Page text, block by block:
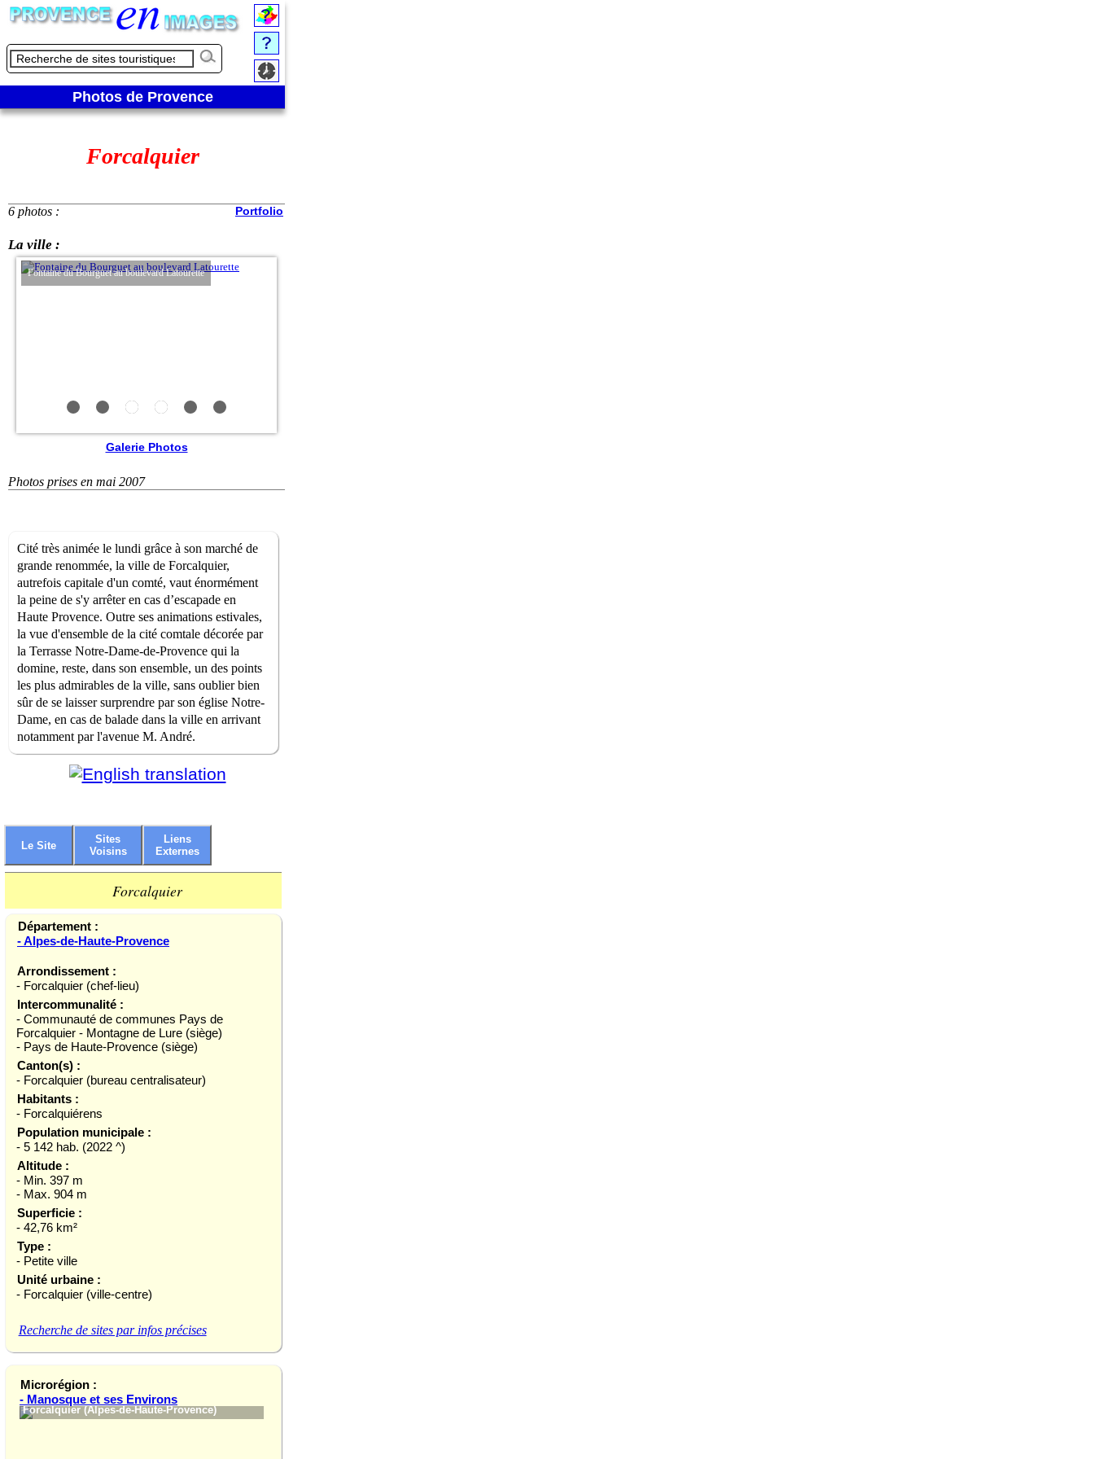
Photos de Provence
Forcalquier
6 photos : Portfolio
La ville :
Fontaine du Bourguet au boulevard Latourette
Galerie Photos
Photos prises en mai 2007
Cité très animée le lundi grâce à son marché de
grande renommée, la ville de Forcalquier,
autrefois capitale d'un comté, vaut énormément
la peine de s'y arrêter en cas d’escapade en
Haute Provence. Outre ses animations estivales,
la vue d'ensemble de la cité comtale décorée par
la Terrasse Notre-Dame-de-Provence qui la
domine, reste, dans son ensemble, un des points
les plus admirables de la ville, sans oublier bien
sûr de se laisser surprendre par son église Notre-
Dame, en cas de balade dans la ville en arrivant
notamment par l'avenue M. André.
Le Site
Sites
Voisins
Liens
Externes
Forcalquier
Département :
- Alpes-de-Haute-Provence
Arrondissement :
- Forcalquier (chef-lieu)
Intercommunalité :
- Communauté de communes Pays de
Forcalquier - Montagne de Lure (siège)
- Pays de Haute-Provence (siège)
Canton(s) :
- Forcalquier (bureau centralisateur)
Habitants :
- Forcalquiérens
Population municipale :
- 5 142 hab. (2022 ^)
Altitude :
- Min. 397 m
- Max. 904 m
Superficie :
- 42,76 km²
Type :
- Petite ville
Unité urbaine :
- Forcalquier (ville-centre)
Recherche de sites par infos précises
Microrégion :
- Manosque et ses Environs
Forcalquier (Alpes-de-Haute-Provence)